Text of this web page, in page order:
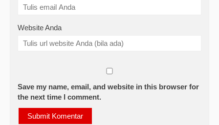
Website Anda
Save my name, email, and website in this browser for
the next time I comment.